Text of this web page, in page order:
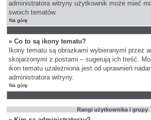
administratora witryny użytkownik może mieć
swoich tematów.
Na górę
» Co to są ikony tematu?
Ikony tematu są obrazkami wybieranymi przez
skojarzonymi z postami – sugerują ich treść.
ikon tematu uzależniona jest od uprawnień
administratora witryny.
Na górę
Rangi użytkownika i grupy